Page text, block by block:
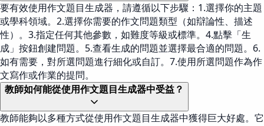
要有效使用作文題目生成器，請遵循以下步驟：1.選擇你的主題
或學科領域。2.選擇你需要的作文問題類型（如辯論性、描述
性）。3.指定任何其他參數，如難度等級或標準。4.點擊「生
成」按鈕創建問題。5.查看生成的問題並選擇最合適的問題。6.
如有需要，對所選問題進行細化或自訂。7.使用所選問題作為作
文寫作或作業的提問。
教師如何能從使用作文題目生成器中受益？
教師能夠以多種方式從使用作文題目生成器中獲得巨大好處。它